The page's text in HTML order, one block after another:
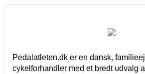
Pedalatleten.dk er en dansk,
cykelforhandler med et bredt udvalg